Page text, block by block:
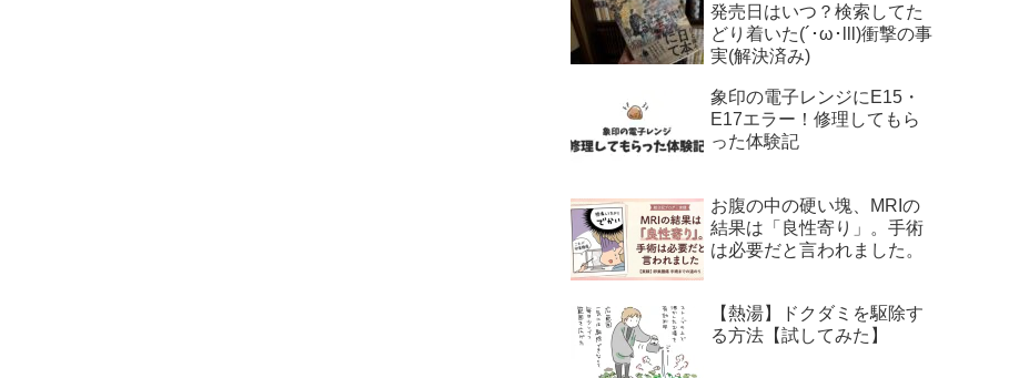
発売日はいつ？検索してた
どり着いた(´･ω･lll)衝撃の事
実(解決済み)
象印の電子レンジにE15・
E17エラー！修理してもら
った体験記
お腹の中の硬い塊、MRIの
結果は「良性寄り」。手術
は必要だと言われました。
【熱湯】ドクダミを駆除す
る方法【試してみた】